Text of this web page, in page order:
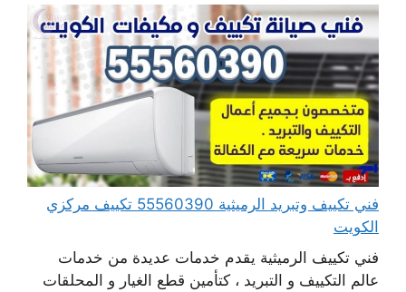
فني تكييف وتبريد الرميثية 55560390 تكييف مركزي
الكويت
فني تكييف الرميثية يقدم خدمات عديدة من خدمات
عالم التكييف و التبريد ، كتأمين قطع الغيار و المحلقات